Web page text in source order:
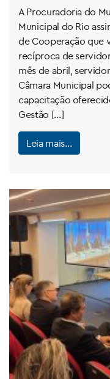
servidores
A Procuradoria do
Municipal do Rio
de Cooperação que
recíproca de
mês de abril,
Câmara Municipal
capacitação
Gestão […]
Leia mais…